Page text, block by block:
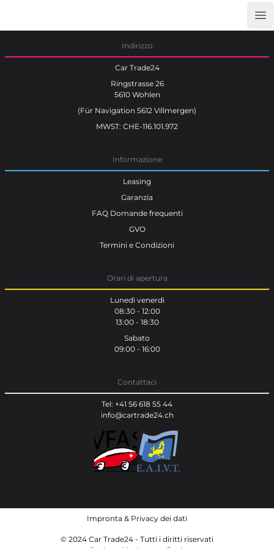
Indirizzo
Car Trade24
Ringstrasse 26
5610 Wohlen
(Für Navigation 5612 Villmergen)
MWST: CHE-116.101.972
Informazione
Leasing
Garanzia
FAQ Domande frequenti
GVO
Termini e Condizioni
Orari di apertura
Lunedì venerdì
08:30 - 12:00
13:00 - 18:30
Sabato
09:00 - 16:00
Contattaci
Tel: +41 56 618 55 44
info@cartrade24.ch
Impronta & Privacy dei dati
© 2024 Car Trade24 - Tutti i diritti riservati